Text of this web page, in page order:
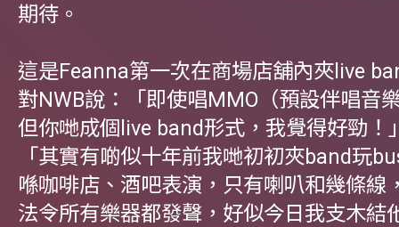
期待。
這是Feanna第一次在商場店舖內夾live
對NWB說：「即使唱MMO（預設伴唱音
但你哋成個live band形式，我覺得好勁！
「其實有啲似十年前我哋初初夾band玩
喺咖啡店、酒吧表演，只有喇叭和幾條線
法令所有樂器都發聲，好似今日我支木結